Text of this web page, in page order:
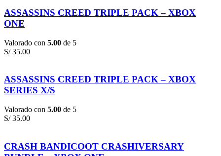
ASSASSINS CREED TRIPLE PACK – XBOX
ONE
Valorado con 5.00 de 5
S/35.00
ASSASSINS CREED TRIPLE PACK – XBOX
SERIES X/S
Valorado con 5.00 de 5
S/35.00
CRASH BANDICOOT CRASHIVERSARY